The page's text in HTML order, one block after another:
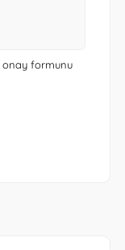
onay formunu